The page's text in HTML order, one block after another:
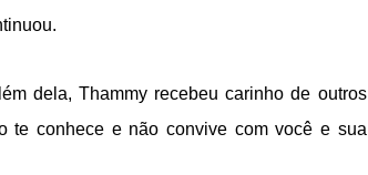
dela, Thammy recebeu carinho de outros
te conhece e não convive com você e sua